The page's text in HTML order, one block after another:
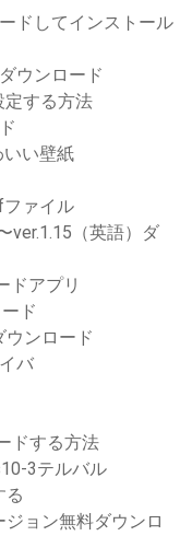
ドしてインストール
ウンロード
定する方法
いい壁紙
ァイル
ver.1.15（英語）ダ
ドアプリ
ド
ウンロード
バ
ドする方法
3テルバル
る
ョン無料ダウンロ